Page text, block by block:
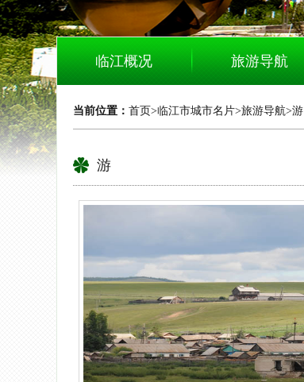
临江概况 旅游导航
当前位置： 首页>临江市城市名片>旅游导航>游
游